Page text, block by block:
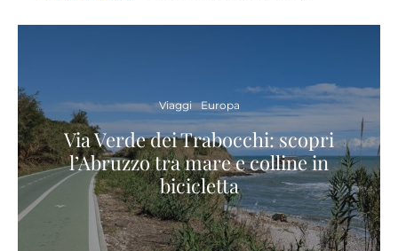
Viaggi Europa
Via Verde dei Trabocchi: scopri
l’Abruzzo tra mare e colline in
bicicletta